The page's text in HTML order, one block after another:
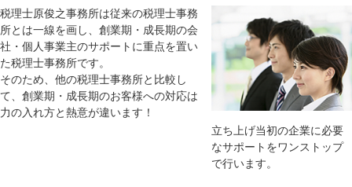
立ち上げ当初の企業に必要
なサポートをワンストップ
で行います。
税理士原俊之事務所は従来の税理士事務
所とは一線を画し、創業期・成長期の会
社・個人事業主のサポートに重点を置い
た税理士事務所です。
そのため、他の税理士事務所と比較し
て、創業期・成長期のお客様への対応は
力の入れ方と熱意が違います！